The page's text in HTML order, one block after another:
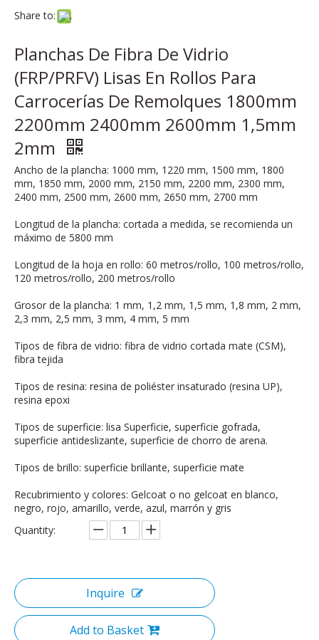
Share to:
​Planchas De Fibra De Vidrio
(FRP/PRFV) Lisas En Rollos Para
Carrocerías De Remolques 1800mm
2200mm 2400mm 2600mm 1,5mm
2mm
Ancho de la plancha: 1000 mm, 1220 mm, 1500 mm, 1800
mm, 1850 mm, 2000 mm, 2150 mm, 2200 mm, 2300 mm,
2400 mm, 2500 mm, 2600 mm, 2650 mm, 2700 mm
Longitud de la plancha: cortada a medida, se recomienda un
máximo de 5800 mm
Longitud de la hoja en rollo: 60 metros/rollo, 100 metros/rollo,
120 metros/rollo, 200 metros/rollo
Grosor de la plancha: 1 mm, 1,2 mm, 1,5 mm, 1,8 mm, 2 mm,
2,3 mm, 2,5 mm, 3 mm, 4 mm, 5 mm
Tipos de fibra de vidrio: fibra de vidrio cortada mate (CSM),
fibra tejida
Tipos de resina: resina de poliéster insaturado (resina UP),
resina epoxi
Tipos de superficie: lisa Superficie, superficie gofrada,
superficie antideslizante, superficie de chorro de arena.
Tipos de brillo: superficie brillante, superficie mate
Recubrimiento y colores: Gelcoat o no gelcoat en blanco,
negro, rojo, amarillo, verde, azul, marrón y gris
Quantity:
Inquire
Add to Basket